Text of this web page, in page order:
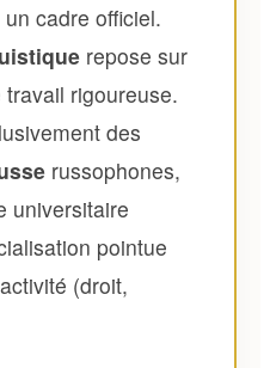
cadre officiel.
repose sur
rigoureuse.
des
russophones,
universitaire
pointue
(droit,